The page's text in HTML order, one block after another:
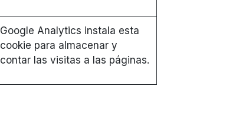
Google Analytics instala esta
cookie para almacenar y
contar las visitas a las páginas.